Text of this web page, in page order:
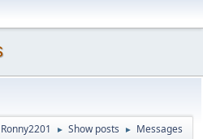
► Show posts ► Messages